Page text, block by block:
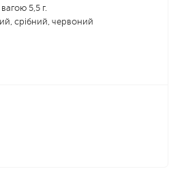
5,5 г.
срібний, червоний